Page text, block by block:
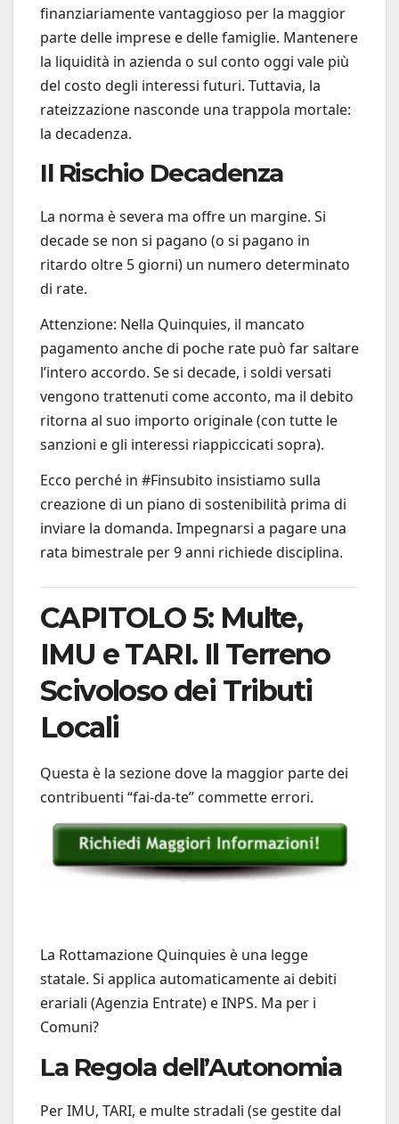
finanziariamente vantaggioso per la maggior
parte delle imprese e delle famiglie. Mantenere
la liquidità in azienda o sul conto oggi vale più
del costo degli interessi futuri. Tuttavia, la
rateizzazione nasconde una trappola mortale:
la decadenza.
Il Rischio Decadenza
La norma è severa ma offre un margine. Si
decade se non si pagano (o si pagano in
ritardo oltre 5 giorni) un numero determinato
di rate.
Attenzione: Nella Quinquies, il mancato
pagamento anche di poche rate può far saltare
l’intero accordo. Se si decade, i soldi versati
vengono trattenuti come acconto, ma il debito
ritorna al suo importo originale (con tutte le
sanzioni e gli interessi riappiccicati sopra).
Ecco perché in #Finsubito insistiamo sulla
creazione di un piano di sostenibilità prima di
inviare la domanda. Impegnarsi a pagare una
rata bimestrale per 9 anni richiede disciplina.
CAPITOLO 5: Multe,
IMU e TARI. Il Terreno
Scivoloso dei Tributi
Locali
Questa è la sezione dove la maggior parte dei
contribuenti “fai-da-te” commette errori.
La Rottamazione Quinquies è una legge
statale. Si applica automaticamente ai debiti
erariali (Agenzia Entrate) e INPS. Ma per i
Comuni?
La Regola dell’Autonomia
Per IMU, TARI, e multe stradali (se gestite dal